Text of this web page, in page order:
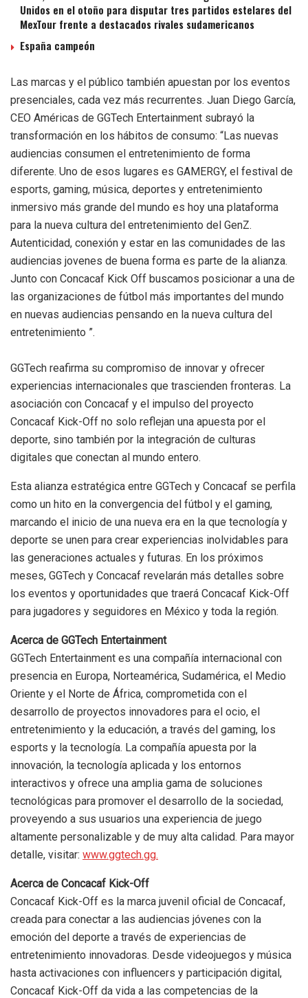
Unidos en el otoño para disputar tres partidos estelares del
MexTour frente a destacados rivales sudamericanos
España campeón
Las marcas y el público también apuestan por los eventos
presenciales, cada vez más recurrentes. Juan Diego García,
CEO Américas de GGTech Entertainment subrayó la
transformación en los hábitos de consumo: “Las nuevas
audiencias consumen el entretenimiento de forma
diferente. Uno de esos lugares es GAMERGY, el festival de
esports, gaming, música, deportes y entretenimiento
inmersivo más grande del mundo es hoy una plataforma
para la nueva cultura del entretenimiento del GenZ.
Autenticidad, conexión y estar en las comunidades de las
audiencias jovenes de buena forma es parte de la alianza.
Junto con Concacaf Kick Off buscamos posicionar a una de
las organizaciones de fútbol más importantes del mundo
en nuevas audiencias pensando en la nueva cultura del
entretenimiento ”.
GGTech reafirma su compromiso de innovar y ofrecer
experiencias internacionales que trascienden fronteras. La
asociación con Concacaf y el impulso del proyecto
Concacaf Kick-Off no solo reflejan una apuesta por el
deporte, sino también por la integración de culturas
digitales que conectan al mundo entero.
Esta alianza estratégica entre GGTech y Concacaf se perfila
como un hito en la convergencia del fútbol y el gaming,
marcando el inicio de una nueva era en la que tecnología y
deporte se unen para crear experiencias inolvidables para
las generaciones actuales y futuras. En los próximos
meses, GGTech y Concacaf revelarán más detalles sobre
los eventos y oportunidades que traerá Concacaf Kick-Off
para jugadores y seguidores en México y toda la región.
Acerca de GGTech Entertainment
GGTech Entertainment es una compañía internacional con
presencia en Europa, Norteamérica, Sudamérica, el Medio
Oriente y el Norte de África, comprometida con el
desarrollo de proyectos innovadores para el ocio, el
entretenimiento y la educación, a través del gaming, los
esports y la tecnología. La compañía apuesta por la
innovación, la tecnología aplicada y los entornos
interactivos y ofrece una amplia gama de soluciones
tecnológicas para promover el desarrollo de la sociedad,
proveyendo a sus usuarios una experiencia de juego
altamente personalizable y de muy alta calidad. Para mayor
detalle, visitar: www.ggtech.gg.
Acerca de Concacaf Kick-Off
Concacaf Kick-Off es la marca juvenil oficial de Concacaf,
creada para conectar a las audiencias jóvenes con la
emoción del deporte a través de experiencias de
entretenimiento innovadoras. Desde videojuegos y música
hasta activaciones con influencers y participación digital,
Concacaf Kick-Off da vida a las competencias de la